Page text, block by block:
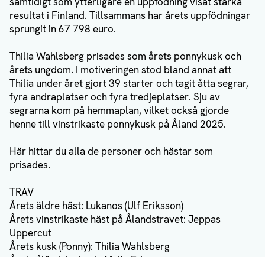
resultat i Finland. Tillsammans har årets uppfödningar
sprungit in 67 798 euro.
Thilia Wahlsberg prisades som årets ponnykusk och
årets ungdom. I motiveringen stod bland annat att
Thilia under året gjort 39 starter och tagit åtta segrar,
fyra andraplatser och fyra tredjeplatser. Sju av
segrarna kom på hemmaplan, vilket också gjorde
henne till vinstrikaste ponnykusk på Åland 2025.
Här hittar du alla de personer och hästar som
prisades.
TRAV
Årets äldre häst: Lukanos (Ulf Eriksson)
Årets vinstrikaste häst på Ålandstravet: Jeppas
Uppercut
Årets kusk (Ponny): Thilia Wahlsberg